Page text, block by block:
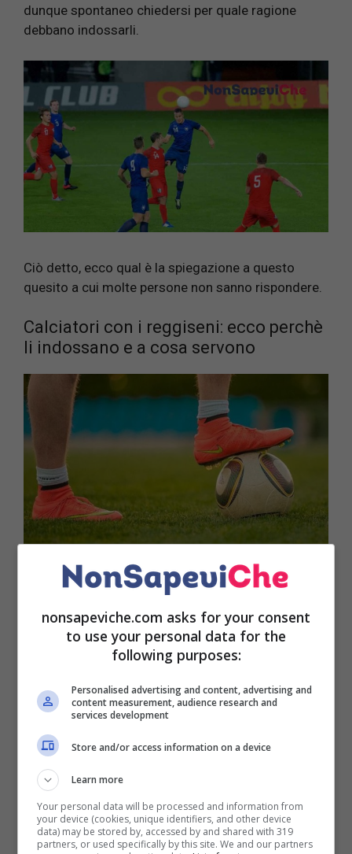
dunque spontaneo chiedersi per quale ragione
debbano indossarli.
Ciò detto, ecco qual è la spiegazione a questo
quesito a cui molte persone non sanno rispondere.
Calciatori con i reggiseni: ecco perchè
li indossano e a cosa servono
In realtà quelli indossati dai calciatori sono delle
fasce muscolariche alcuni chiamano anche
reggiseni sportivi. In molti casi pero rappresenta
tecnologicoche viene indossato sotto la divisa
della propria squadra. Dopo lapartita della Roma
contro il Feyenoord
calciatori per festeggiare hanno sventolato le loro
maglie e proprio in quell’occasione non sarà
sfuggito a molti il fatto che svariati giocatori
indossassero delle fasce nere proprio in
corrispondenza del petto.
nonsapeviche.com asks for your consent
to use your personal data for the
following purposes:
Personalised advertising and content, advertising and
content measurement, audience research and
services development
Store and/or access information on a device
Learn more
Your personal data will be processed and information from
your device (cookies, unique identifiers, and other device
data) may be stored by, accessed by and shared with 319
partners, or used specifically by this site. We and our partners